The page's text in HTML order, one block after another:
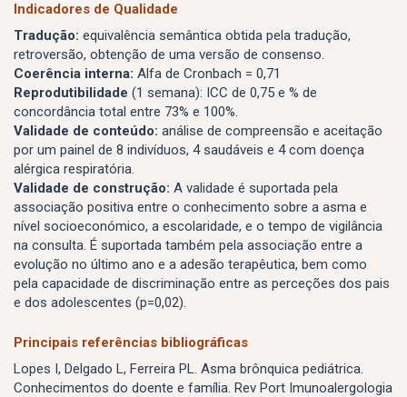
Indicadores de Qualidade
Tradução: equivalência semântica obtida pela tradução,
retroversão, obtenção de uma versão de consenso.
Coerência interna: Alfa de Cronbach = 0,71
Reprodutibilidade (1 semana): ICC de 0,75 e % de
concordância total entre 73% e 100%.
Validade de conteúdo: análise de compreensão e aceitação
por um painel de 8 indivíduos, 4 saudáveis e 4 com doença
alérgica respiratória.
Validade de construção: A validade é suportada pela
associação positiva entre o conhecimento sobre a asma e
nível socioeconómico, a escolaridade, e o tempo de vigilância
na consulta. É suportada também pela associação entre a
evolução no último ano e a adesão terapêutica, bem como
pela capacidade de discriminação entre as perceções dos pais
e dos adolescentes (p=0,02).
Principais referências bibliográficas
Lopes I, Delgado L, Ferreira PL. Asma brônquica pediátrica.
Conhecimentos do doente e família. Rev Port Imunoalergologia